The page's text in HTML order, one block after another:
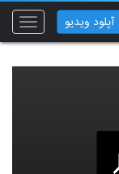
Toggle
آپلود ویدیو